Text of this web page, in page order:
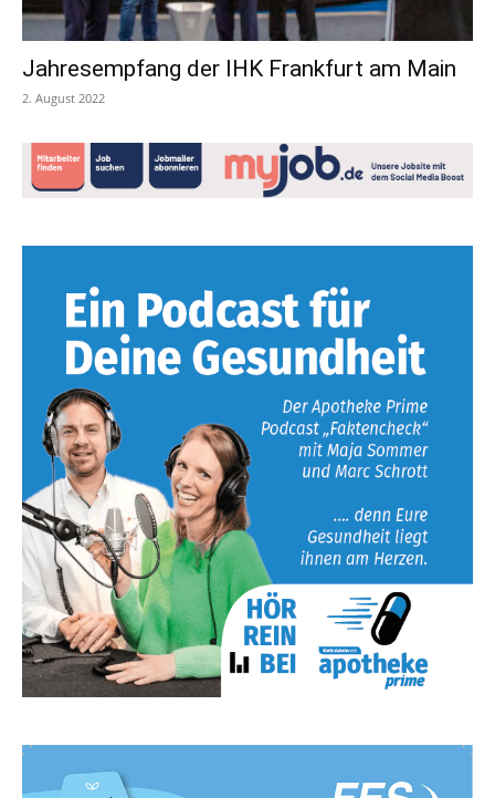
Jahresempfang der IHK Frankfurt am Main
2. August 2022